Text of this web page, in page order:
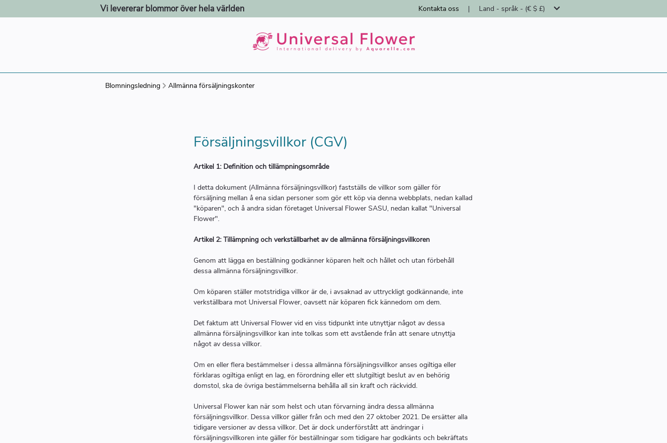
Vi levererar blommor över hela världen Kontakta oss | Land - språk - (€ $ £)
Blomningsledning Allmänna försäljningskonter
Försäljningsvillkor (CGV)
Artikel 1: Definition och tillämpningsområde
I detta dokument (Allmänna försäljningsvillkor) fastställs de villkor som gäller för
försäljning mellan å ena sidan personer som gör ett köp via denna webbplats, nedan kallad
"köparen", och å andra sidan företaget Universal Flower SASU, nedan kallat "Universal
Flower".
Artikel 2: Tillämpning och verkställbarhet av de allmänna försäljningsvillkoren
Genom att lägga en beställning godkänner köparen helt och hållet och utan förbehåll
dessa allmänna försäljningsvillkor.
Om köparen ställer motstridiga villkor är de, i avsaknad av uttryckligt godkännande, inte
verkställbara mot Universal Flower, oavsett när köparen fick kännedom om dem.
Det faktum att Universal Flower vid en viss tidpunkt inte utnyttjar något av dessa
allmänna försäljningsvillkor kan inte tolkas som ett avstående från att senare utnyttja
något av dessa villkor.
Om en eller flera bestämmelser i dessa allmänna försäljningsvillkor anses ogiltiga eller
förklaras ogiltiga enligt en lag, en förordning eller ett slutgiltigt beslut av en behörig
domstol, ska de övriga bestämmelserna behålla all sin kraft och räckvidd.
Universal Flower kan när som helst och utan förvarning ändra dessa allmänna
försäljningsvillkor. Dessa villkor gäller från och med den 27 oktober 2021. De ersätter alla
tidigare versioner av dessa villkor. Det är dock underförstått att ändringar i
försäljningsvillkoren inte gäller för beställningar som tidigare har godkänts och bekräftats